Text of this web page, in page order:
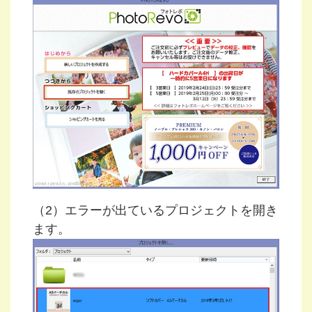
（2）エラーが出ているプロジェクトを開き
ます。